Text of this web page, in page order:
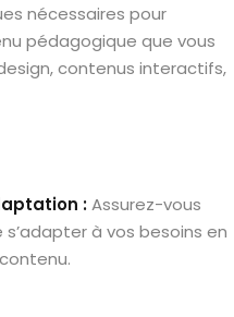
nécessaires pour
pédagogique que vous
contenus interactifs,
:Assurez-vous
à vos besoins en